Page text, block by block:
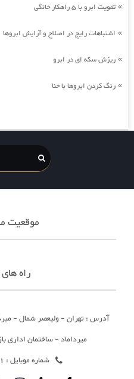
» تقویت ابرو با 5 راهکار خانگی
» اشتباهات رایج در اصلاح و آرایش ابروها
» ریزش سکه ای در ابرو
» رنگ کردن ابروها با حنا
موقعیت
راه
آدرس : تهران - ولیعصر شمال -
میرداماد - ساختمان اداری بازار
شماره موبایل :